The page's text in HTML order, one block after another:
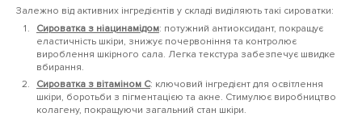
Залежно від активних інгредієнтів у складі виділяють такі сироватки:
Сироватка з ніацинамідом: потужний антиоксидант, покращує
еластичність шкіри, знижує почервоніння та контролює
вироблення шкірного сала. Легка текстура забезпечує швидке
вбирання.
Сироватка з вітаміном C: ключовий інгредієнт для освітлення
шкіри, боротьби з пігментацією та акне. Стимулює виробництво
колагену, покращуючи загальний стан шкіри.